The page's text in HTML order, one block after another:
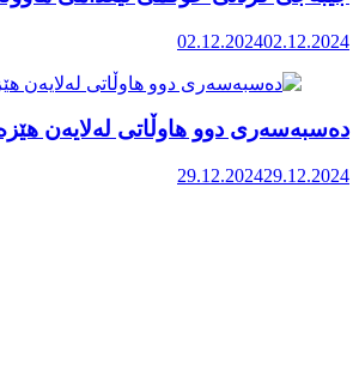
02.12.202402.12.2024
دەسبەسەری دوو هاوڵاتی لەلایەن
29.12.202429.12.2024